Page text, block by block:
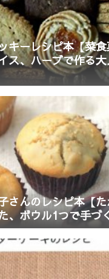
キーレシピ本【菜
ス、ハーブで作る
さんのレシピ本【
、ボウル1つで手づ